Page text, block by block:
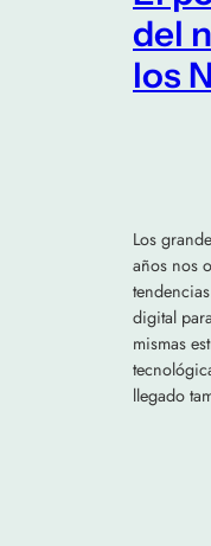
del
los
Los
años nos
digital
mismas
llegado